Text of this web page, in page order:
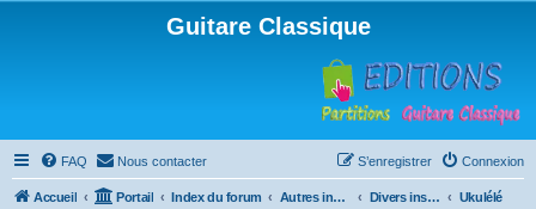
Guitare Classique
FAQ Nous contacter Connexion
S’enregistrer
Accueil Portail Index du forum Autres instruments à cordes pincées, ou styles Divers instruments Ukulélé